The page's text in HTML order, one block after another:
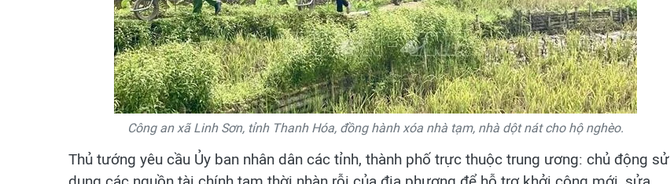
Công an xã Linh Sơn, tỉnh Thanh Hóa, đồng hành xóa nhà tạm, nhà dột nát cho hộ nghèo.
Thủ tướng yêu cầu Ủy ban nhân dân các tỉnh, thành phố trực thuộc trung ương: chủ động sử